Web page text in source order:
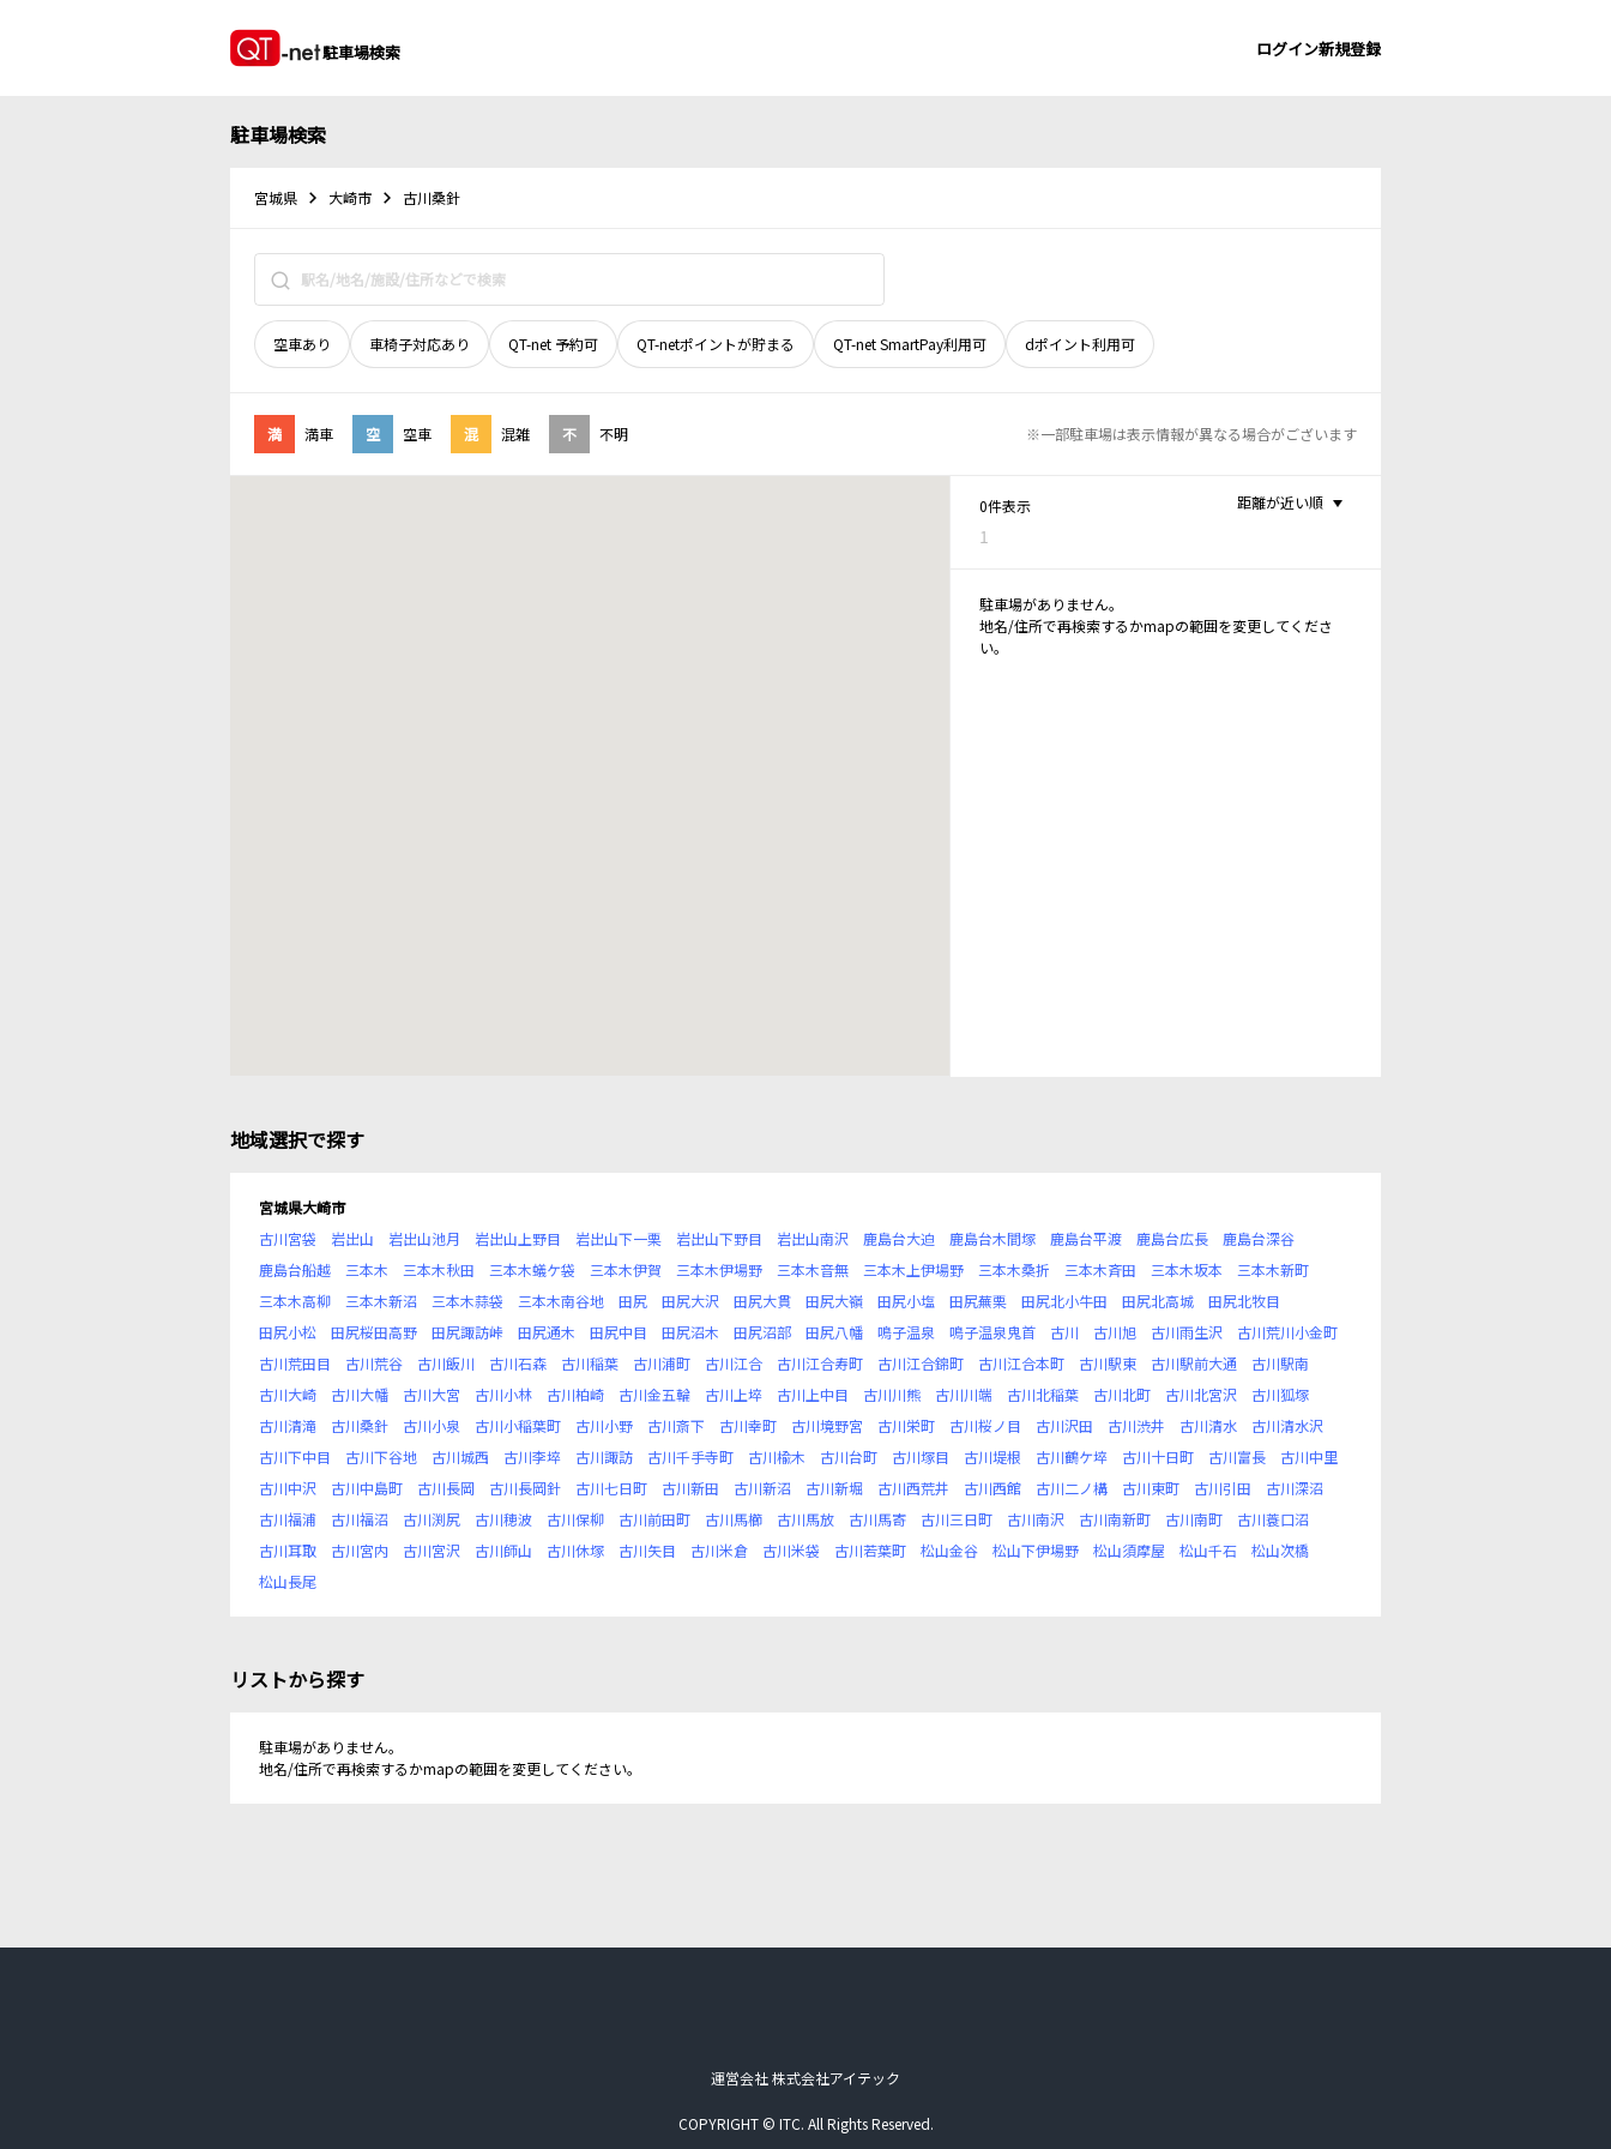
駐車場検索 ログイン新規登録
駐車場検索
宮城県 大崎市 古川桑針
空車あり 車椅子対応あり QT-net 予約可 QT-netポイントが貯まる QT-net SmartPay利用可 dポイント利用可
満 満車 空 空車 混 混雑 不 不明 ※一部駐車場は表示情報が異なる場合がございます
0件表示
1
距離が近い順
駐車場がありません。
地名/住所で再検索するかmapの範囲を変更してくださ
い。
地域選択で探す
宮城県大崎市
古川宮袋
岩出山 岩出山池月 岩出山上野目 岩出山下一栗 岩出山下野目 岩出山南沢 鹿島台大迫 鹿島台木間塚 鹿島台平渡 鹿島台広長
鹿島台深谷
鹿島台船越
三本木 三本木秋田 三本木蟻ケ袋 三本木伊賀 三本木伊場野 三本木音無 三本木上伊場野 三本木桑折 三本木斉田 三本木坂本
三本木新町
三本木高柳
三本木新沼 三本木蒜袋 三本木南谷地 田尻 田尻大沢 田尻大貫 田尻大嶺 田尻小塩 田尻蕪栗 田尻北小牛田 田尻北高城
田尻北牧目
田尻小松
田尻桜田高野 田尻諏訪峠 田尻通木 田尻中目 田尻沼木 田尻沼部 田尻八幡 鳴子温泉 鳴子温泉鬼首 古川 古川旭 古川雨生沢
古川荒川小金町
古川荒田目
古川荒谷 古川飯川 古川石森 古川稲葉 古川浦町 古川江合 古川江合寿町 古川江合錦町 古川江合本町 古川駅東 古川駅前大通
古川駅南
古川大崎
古川大幡 古川大宮 古川小林 古川柏崎 古川金五輪 古川上埣 古川上中目 古川川熊 古川川端 古川北稲葉 古川北町 古川北宮沢
古川狐塚
古川清滝
古川桑針 古川小泉 古川小稲葉町 古川小野 古川斎下 古川幸町 古川境野宮 古川栄町 古川桜ノ目 古川沢田 古川渋井 古川清水
古川清水沢
古川下中目
古川下谷地 古川城西 古川李埣 古川諏訪 古川千手寺町 古川楡木 古川台町 古川塚目 古川堤根 古川鶴ケ埣 古川十日町 古川富長
古川中里
古川中沢
古川中島町 古川長岡 古川長岡針 古川七日町 古川新田 古川新沼 古川新堀 古川西荒井 古川西館 古川二ノ構 古川東町 古川引田
古川深沼
古川福浦
古川福沼 古川渕尻 古川穂波 古川保柳 古川前田町 古川馬櫛 古川馬放 古川馬寄 古川三日町 古川南沢 古川南新町 古川南町
古川蓑口沼
古川耳取
古川宮内 古川宮沢 古川師山 古川休塚 古川矢目 古川米倉 古川米袋 古川若葉町 松山金谷 松山下伊場野 松山須摩屋 松山千石
松山次橋
松山長尾
リストから探す
駐車場がありません。
地名/住所で再検索するかmapの範囲を変更してください。
運営会社 株式会社アイテック
COPYRIGHT © ITC. All Rights Reserved.